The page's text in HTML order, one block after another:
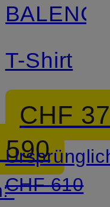
T-Shirt
CHF
CHF 610